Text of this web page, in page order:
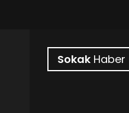
SokakHaber